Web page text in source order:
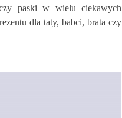
paski w wielu ciekawych
dla taty, babci, brata czy